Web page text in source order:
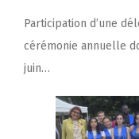
Participation d’une
cérémonie annuelle
juin…